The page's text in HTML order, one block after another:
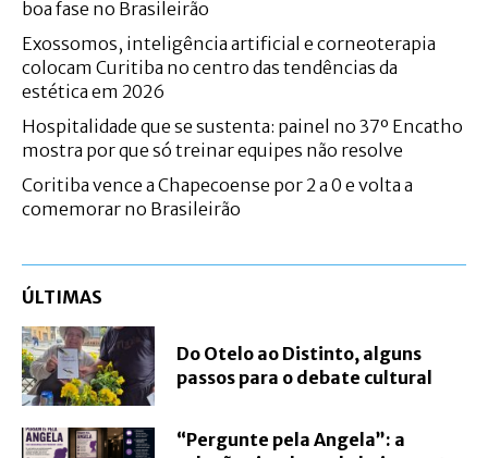
boa fase no Brasileirão
Exossomos, inteligência artificial e corneoterapia
colocam Curitiba no centro das tendências da
estética em 2026
Hospitalidade que se sustenta: painel no 37º Encatho
mostra por que só treinar equipes não resolve
Coritiba vence a Chapecoense por 2 a 0 e volta a
comemorar no Brasileirão
ÚLTIMAS
Do Otelo ao Distinto, alguns
passos para o debate cultural
“Pergunte pela Angela”: a